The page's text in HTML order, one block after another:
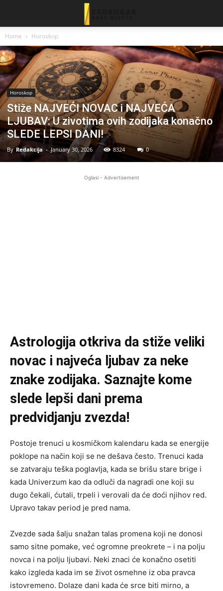
Home Horoskop
Horoskop
Stiže NAJVEĆI NOVAC i NAJVEĆA
LJUBAV: U zivotima ovih zodijaka konačno
SLEDE LEPSI DANI!
By Redakcija - January 30, 2026 8324 0
Oglasi - Advertisement
Astrologija otkriva da stiže veliki
novac i najveća ljubav za neke
znake zodijaka. Saznajte kome
slede lepši dani prema
predvidjanju zvezda!
Postoje trenuci u kosmičkom kalendaru kada se energije
poklope na način koji se ne dešava često. Trenuci kada
se zatvaraju teška poglavlja, kada se brišu stare brige i
kada Univerzum kao da odluči da nagradi one koji su
dugo čekali, ćutali, trpeli i verovali da će doći njihov red.
Upravo takav period je pred nama.
Zvezde sada šalju snažan talas promena koji ne donosi
samo sitne pomake, već ogromne preokrete – i na polju
novca i na polju ljubavi. Neki znaci će konačno osetiti
kako izgleda kada im se život osmehne iz oba pravca
istovremeno. Dolaze dani kada će srce biti mirno, a